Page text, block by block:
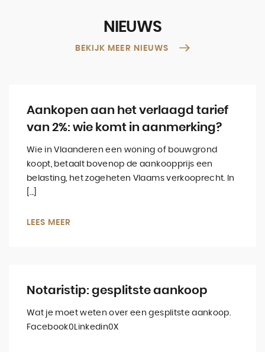
NIEUWS
BEKIJK MEER NIEUWS
Aankopen aan het verlaagd tarief
van 2%: wie komt in aanmerking?
Wie in Vlaanderen een woning of bouwgrond
koopt, betaalt bovenop de aankoopprijs een
belasting, het zogeheten Vlaams verkooprecht. In
LEES MEER
Notaristip: gesplitste aankoop
Wat je moet weten over een gesplitste aankoop.
Facebook0Linkedin0X